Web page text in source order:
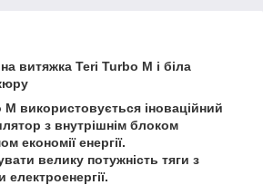
витяжка Teri Turbo M і біла
використовується іноваційний
з внутрішнім блоком
економії енергії.
велику потужність тяги з